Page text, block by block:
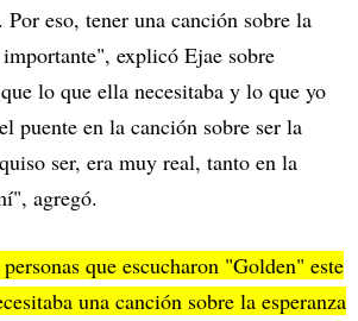
eso, tener una canción sobre la
explicó Ejae sobre
lo que ella necesitaba y lo que yo
puente en la canción sobre ser la
ser, era muy real, tanto en la
agregó.
que escucharon "Golden" este
una canción sobre la esperanza